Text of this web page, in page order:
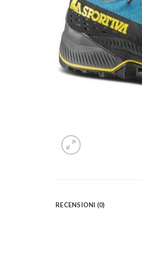
RECENSIONI (0)